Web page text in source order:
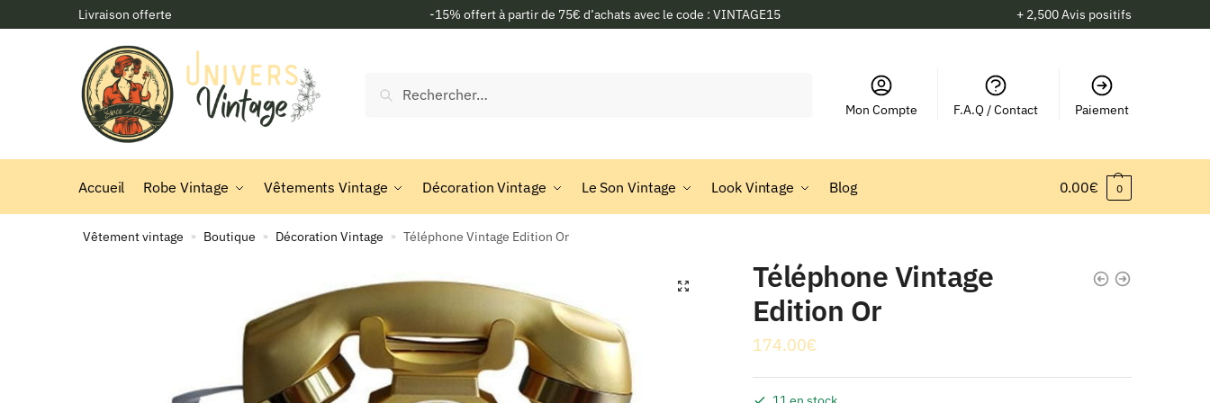
to
to
Livraison offerte -15% offert à partir de 75€ d’achats avec le code : VINTAGE15 + 2,500 Avis positifs
Mon Compte F.A.Q / Contact Paiement
Accueil Robe Vintage Vêtements Vintage Décoration Vintage Le Son Vintage Look Vintage Blog 0.00€ 0
Vêtement vintage » Boutique » Décoration Vintage » Téléphone Vintage Edition Or
🔍
Téléphone Vintage
Edition Or
174.00€